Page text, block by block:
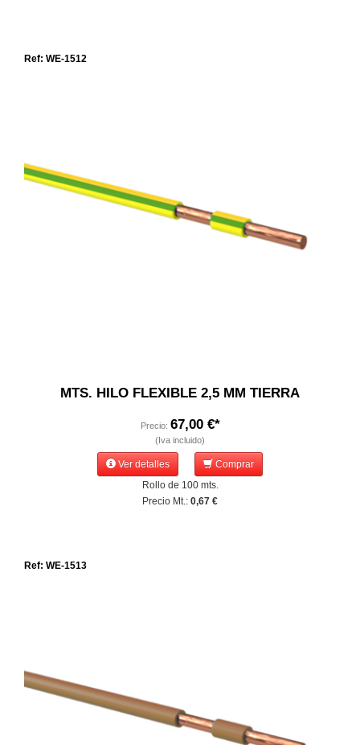
Ref: WE-1512
MTS. HILO FLEXIBLE 2,5 MM TIERRA
Precio: 67,00 €*
(Iva incluido)
Ver detalles
Comprar
Rollo de 100 mts.
Precio Mt.: 0,67 €
Ref: WE-1513